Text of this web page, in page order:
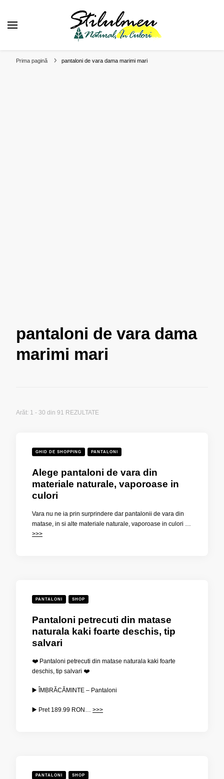
Prima pagină pantaloni de vara dama marimi mari
pantaloni de vara dama
marimi mari
Arăt: 1 - 30 din 91 REZULTATE
GHID DE SHOPPING PANTALONI
Alege pantaloni de vara din
materiale naturale, vaporoase in
culori
Vara nu ne ia prin surprindere dar pantalonii de vara din
matase, in si alte materiale naturale, vaporoase in culori …
>>>
PANTALONI SHOP
Pantaloni petrecuti din matase
naturala kaki foarte deschis, tip
salvari
❤️ Pantaloni petrecuti din matase naturala kaki foarte
deschis, tip salvari ❤️
▶️ ÎMBRĂCĂMINTE – Pantaloni
▶️ Pret 189.99 RON… >>>
PANTALONI SHOP